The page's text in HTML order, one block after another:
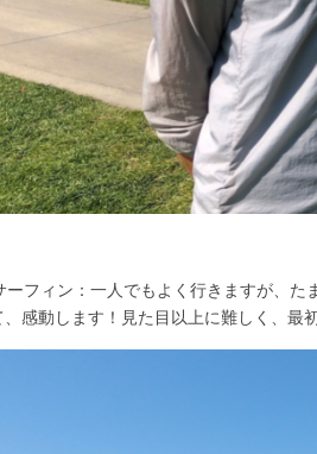
ーフィン：一人でもよく行きますが、た
、感動します！見た目以上に難しく、最